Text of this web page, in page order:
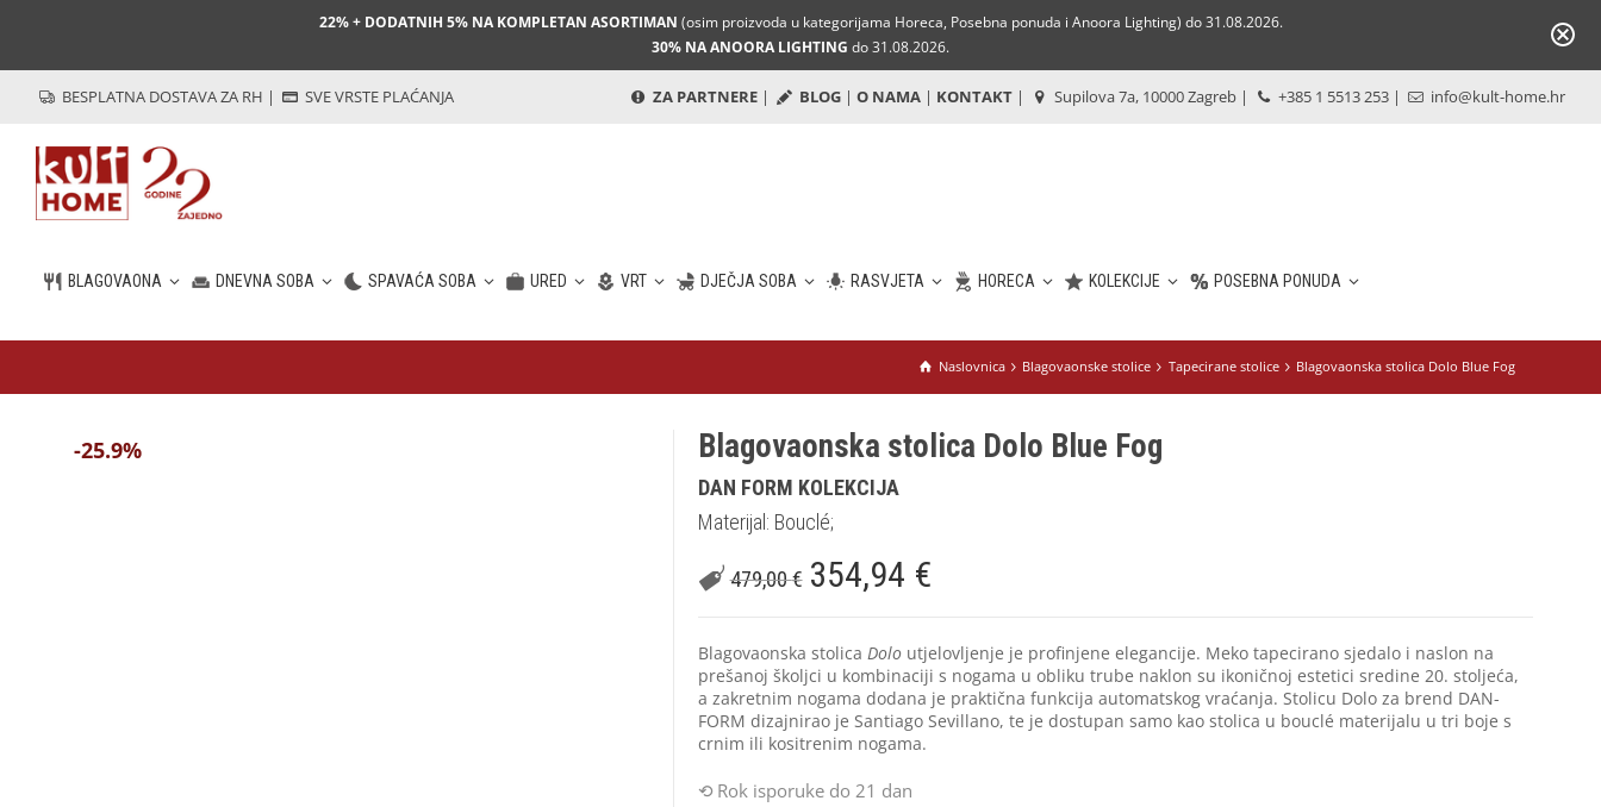
22% + DODATNIH 5% NA KOMPLETAN ASORTIMAN (osim proizvoda u kategorijama Horeca, Posebna ponuda i Anoora Lighting) do 31.08.2026.
30% NA ANOORA LIGHTING do 31.08.2026.
BESPLATNA DOSTAVA ZA RH | SVE VRSTE PLAĆANJA ZA PARTNERE | BLOG | O NAMA | KONTAKT | Supilova 7a, 10000 Zagreb | +385 1 5513 253 | info@kult-home.hr
BLAGOVAONA DNEVNA SOBA SPAVAĆA SOBA URED VRT DJEČJA SOBA RASVJETA HORECA KOLEKCIJE POSEBNA PONUDA
HR
Naslovnica Blagovaonske stolice Tapecirane stolice Blagovaonska stolica Dolo Blue Fog
-25.9% Blagovaonska stolica Dolo Blue Fog
DAN FORM KOLEKCIJA
Materijal: Bouclé;
479,00€ 354,94 €
Blagovaonska stolica Dolo utjelovljenje je profinjene elegancije. Meko tapecirano sjedalo i naslon na
prešanoj školjci u kombinaciji s nogama u obliku trube naklon su ikoničnoj estetici sredine 20. stoljeća,
a zakretnim nogama dodana je praktična funkcija automatskog vraćanja. Stolicu Dolo za brend DAN-
FORM dizajnirao je Santiago Sevillano, te je dostupan samo kao stolica u bouclé materijalu u tri boje s
crnim ili kositrenim nogama.
Rok isporuke do 21 dan